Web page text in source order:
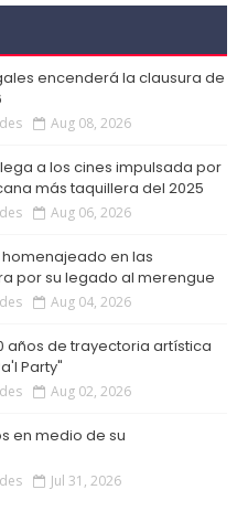
encenderá la clausura de
Aug 08, 2026
a los cines impulsada por
más taquillera del 2025
Aug 06, 2026
en las
por su legado al merengue
Aug 04, 2026
años de trayectoria artística
Party"
Aug 02, 2026
en medio de su
Jul 31, 2026